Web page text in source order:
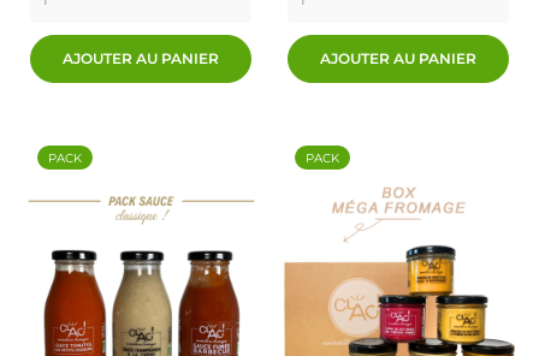
AJOUTER AU PANIER AJOUTER AU PANIER
PACK PACK